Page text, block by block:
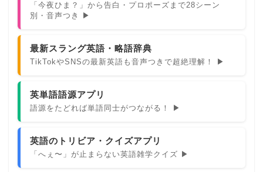
「今夜ひま？」から告白・プロポーズまで28シーン
別・音声つき ▶
最新スラング英語・略語辞典
TikTokやSNSの最新英語も音声つきで超絶理解！ ▶
英単語語源アプリ
語源をたどれば単語同士がつながる！ ▶
英語のトリビア・クイズアプリ
「へぇ〜」が止まらない英語雑学クイズ ▶